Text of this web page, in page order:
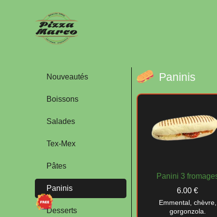
Nouveautés
Boissons
Salades
Tex-Mex
Pâtes
Paninis
Desserts
Paninis
6.00 €
Panini 3
Emmental, chèvre,
gorgonzola.